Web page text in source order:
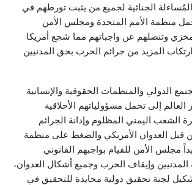
الجنائية لجميع من يثبت تورطهم في
منظمة الأمم المتحدة ومجلس الأمن
وتنصلهم عن واجباتهم مما شجع أمريكا
المزيد من جرائم الحرب بحق المدنيين
الدولي والمنظمات الحقوقية والإنسانية
إلى تحمل مسؤولياتهم الأخلاقية
الشعب اليمني المظلوم وإدانة الجرائم
قبل العدوان الأمريكي والضغط على منظمة
مجلس الأمن للقيام بواجبهم القانوني
المدنيين وإيقاف الحرب وجميع أشكال العدوان،
لجنة تحقيق دولية محايدة للتحقيق في